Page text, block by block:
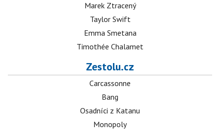
Marek Ztracený
Taylor Swift
Emma Smetana
Timothée Chalamet
Zestolu.cz
Carcassonne
Bang
Osadníci z Katanu
Monopoly